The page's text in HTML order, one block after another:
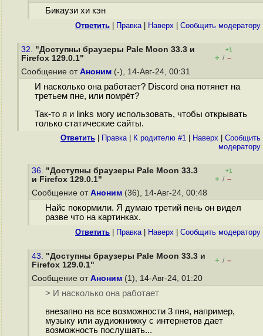
Бикаузи хи кэн
Ответить Правка| Наверх Cообщить модератору
32. "Доступны браузеры Pale Moon 33.3 и
Firefox 129.0.1"
+1
+ / –
Сообщение от Аноним (-), 14-Авг-24, 00:31
И насколько она работает? Discord она потянет на
третьем пне, или помрёт?
Так-то я и links могу использовать, чтобы открывать
только статические сайты.
Ответить Правка| К родителю #1 Наверх
Cообщить
модератору
36. "Доступны браузеры Pale Moon 33.3
и Firefox 129.0.1"
+1
+ / –
Сообщение от Аноним (36), 14-Авг-24, 00:48
Найс покормили. Я думаю третий пень он видел
разве что на картинках.
Ответить Правка| Наверх Cообщить модератору
43. "Доступны браузеры Pale Moon 33.3 и
Firefox 129.0.1"
+ / –
Сообщение от Аноним (1), 14-Авг-24, 01:20
> И насколько она работает
внезапно на все возможности 3 пня, например,
музыку или аудиокнижку с интернетов дает
возможность послушать...